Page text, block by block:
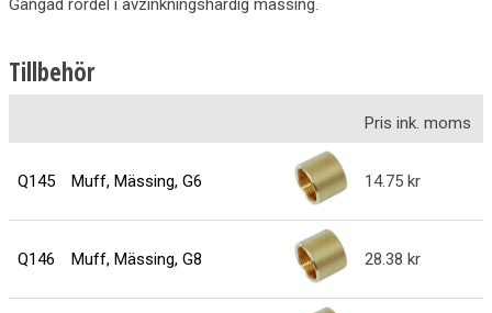
Gängad rördel i avzinkningshärdig mässing.
Tillbehör
Pris ink. moms
Q145 Muff, Mässing, G6 14.75
Q146 Muff, Mässing, G8 28.38